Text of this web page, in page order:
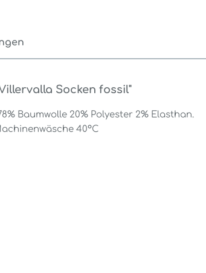
Socken fossil"
Baumwolle 20% Polyester 2% Elasthan.
40°C